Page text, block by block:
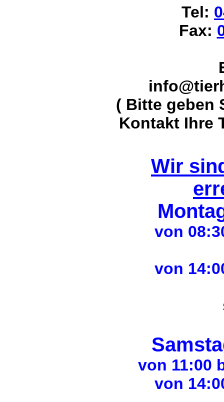
Tel:
Fax:
( Bitte geben
Kontakt Ihre
Wir
von
von
von 11:00
von